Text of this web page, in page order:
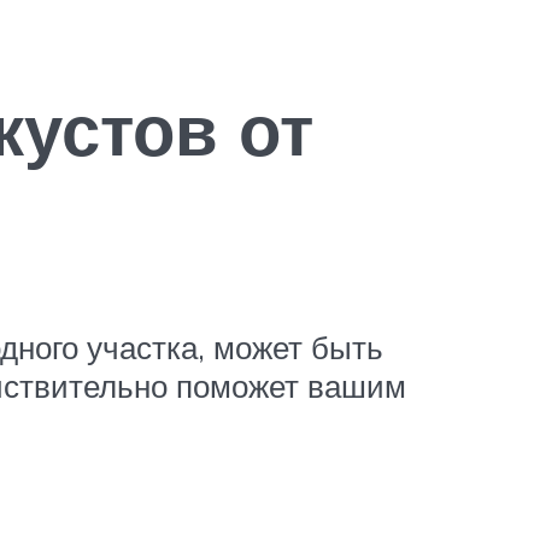
от
участка, может быть
поможет вашим